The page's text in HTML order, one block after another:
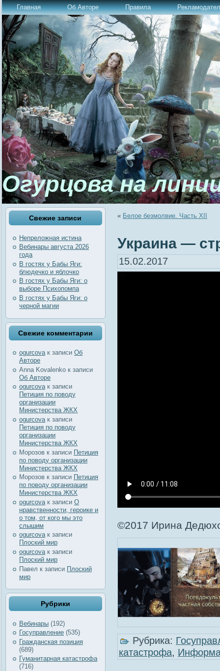
Главная Об Авторе Правила
Огурцова на
Свежие записи
Непреложная истина
Вебинары августа 2026
года
В гостях у Бабы Яги:
блюдечко и яблочко
В гостях у Бабы Яги: о
выборе Психопомпа
В гостях у Бабы Яги: о
черной магии
Свежие комментарии
ogurcovaк записи Об
Авторе
Anna Kovalenko к записи
Об Авторе
ogurcovaк записи
Петиция по поводу
организации
Министерства ЖКХ
ogurcova к записи
Петиция по поводу
организации
Министерства ЖКХ
Морозов к записи Петиция
по поводу организации
Министерства ЖКХ
Морозов к записи Петиция
по поводу организации
Министерства ЖКХ
ogurcova к записи О
нравственности, героике и
о том, от кого мы это
слышим
ogurcovaк записи
Плоский мир
ogurcova к записи
Плоский мир
Павел к записи Плоский
мир
Рубрики
Вебинары (192)
Госуправление (535)
Гражданская позиция
(689)
Гуманитарная катастрофа
(716)
« Белое безмолвие. Часть ХII
Украина —
15.02.2017
©2017 Ирина
Рубрика:
катастрофа,